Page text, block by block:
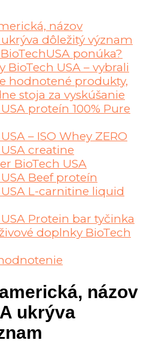
názov
dôležitý význam
ponúka?
BioTech USA – vybrali
hodnotené produkty,
stoja za vyskúšanie
proteín 100% Pure
– ISO Whey ZERO
creatine
BioTech USA
Beef proteín
L-carnitine liquid
Protein bar tyčinka
doplnky BioTech
názov
ukrýva